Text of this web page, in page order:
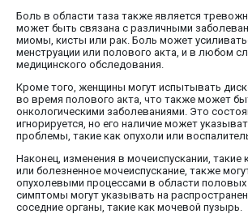
Боль в области таза также является
может быть связана с различными
миомы, кисты или рак. Боль может
менструации или полового акта, и в любом
медицинского обследования.
Кроме того, женщины могут испытывать
во время полового акта, что также может
онкологическими заболеваниями. Это
игнорируется, но его наличие может
проблемы, такие как опухоли или
Наконец, изменения в мочеиспускании,
или болезненное мочеиспускание, также
опухолевыми процессами в области половых
симптомы могут указывать на
соседние органы, такие как мочевой пузырь.